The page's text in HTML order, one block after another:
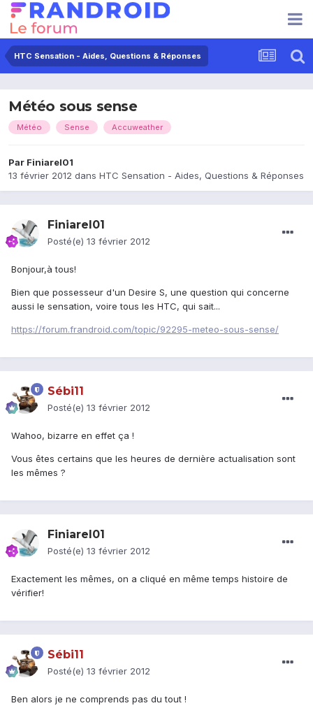
HTC Sensation - Aides, Questions & Réponses
Météo sous sense
Météo Sense Accuweather
Par Finiarel01
13 février 2012 dans HTC Sensation - Aides, Questions & Réponses
Finiarel01
Posté(e) 13 février 2012
Bonjour,à tous!
Bien que possesseur d'un Desire S, une question qui concerne
aussi le sensation, voire tous les HTC, qui sait...
https://forum.frandroid.com/topic/92295-meteo-sous-sense/
Sébi11
Posté(e) 13 février 2012
Wahoo, bizarre en effet ça !
Vous êtes certains que les heures de dernière actualisation sont
les mêmes ?
Finiarel01
Posté(e) 13 février 2012
Exactement les mêmes, on a cliqué en même temps histoire de
vérifier!
Sébi11
Posté(e) 13 février 2012
Ben alors je ne comprends pas du tout !